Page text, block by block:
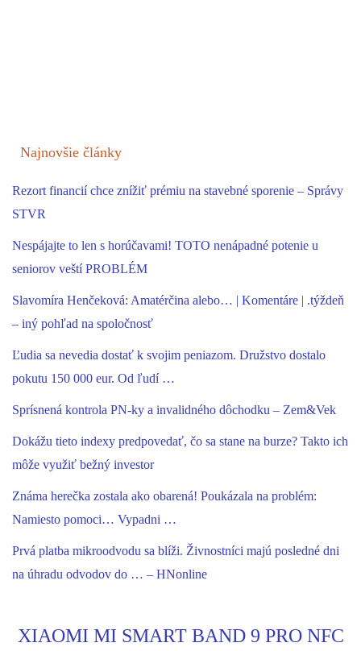
Najnovšie články
Rezort financií chce znížiť prémiu na stavebné sporenie – Správy
STVR
Nespájajte to len s horúčavami! TOTO nenápadné potenie u
seniorov veští PROBLÉM
Slavomíra Henčeková: Amatérčina alebo… | Komentáre | .týždeň
– iný pohľad na spoločnosť
Ľudia sa nevedia dostať k svojim peniazom. Družstvo dostalo
pokutu 150 000 eur. Od ľudí …
Sprísnená kontrola PN-ky a invalidného dôchodku – Zem&Vek
Dokážu tieto indexy predpovedať, čo sa stane na burze? Takto ich
môže využiť bežný investor
Známa herečka zostala ako obarená! Poukázala na problém:
Namiesto pomoci… Vypadni …
Prvá platba mikroodvodu sa blíži. Živnostníci majú posledné dni
na úhradu odvodov do … – HNonline
XIAOMI MI SMART BAND 9 PRO NFC